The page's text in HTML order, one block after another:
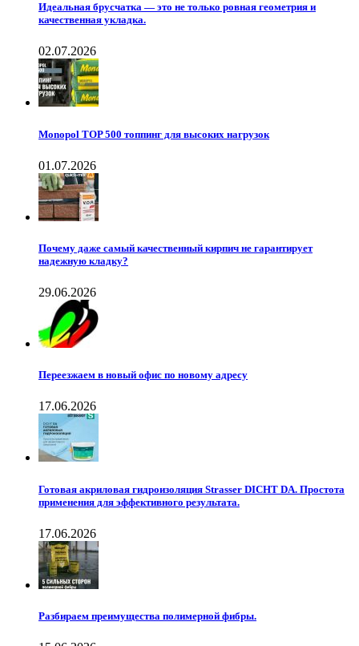
Идеальная брусчатка — это не только ровная геометрия и
качественная укладка.
02.07.2026
Monopol TOP 500 топпинг для высоких нагрузок
01.07.2026
Почему даже самый качественный кирпич не гарантирует
надежную кладку?
29.06.2026
Переезжаем в новый офис по новому адресу
17.06.2026
Готовая акриловая гидроизоляция Strasser DICHT DA. Простота
применения для эффективного результата.
17.06.2026
Разбираем преимущества полимерной фибры.